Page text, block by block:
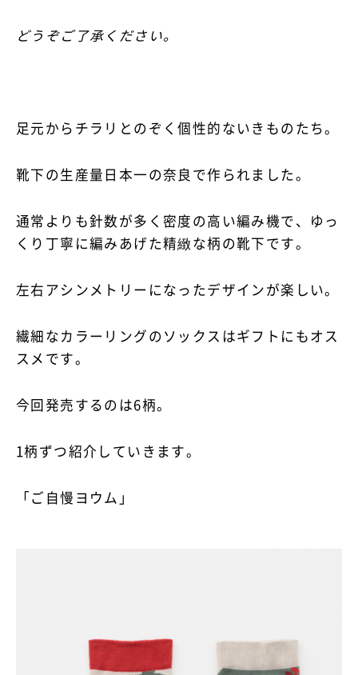
どうぞご了承ください。
足元からチラリとのぞく個性的ないきものたち。
靴下の生産量日本一の奈良で作られました。
通常よりも針数が多く密度の高い編み機で、ゆっ
くり丁寧に編みあげた精緻な柄の靴下です。
左右アシンメトリーになったデザインが楽しい。
繊細なカラーリングのソックスはギフトにもオス
スメです。
今回発売するのは6柄。
1柄ずつ紹介していきます。
「ご自慢ヨウム」